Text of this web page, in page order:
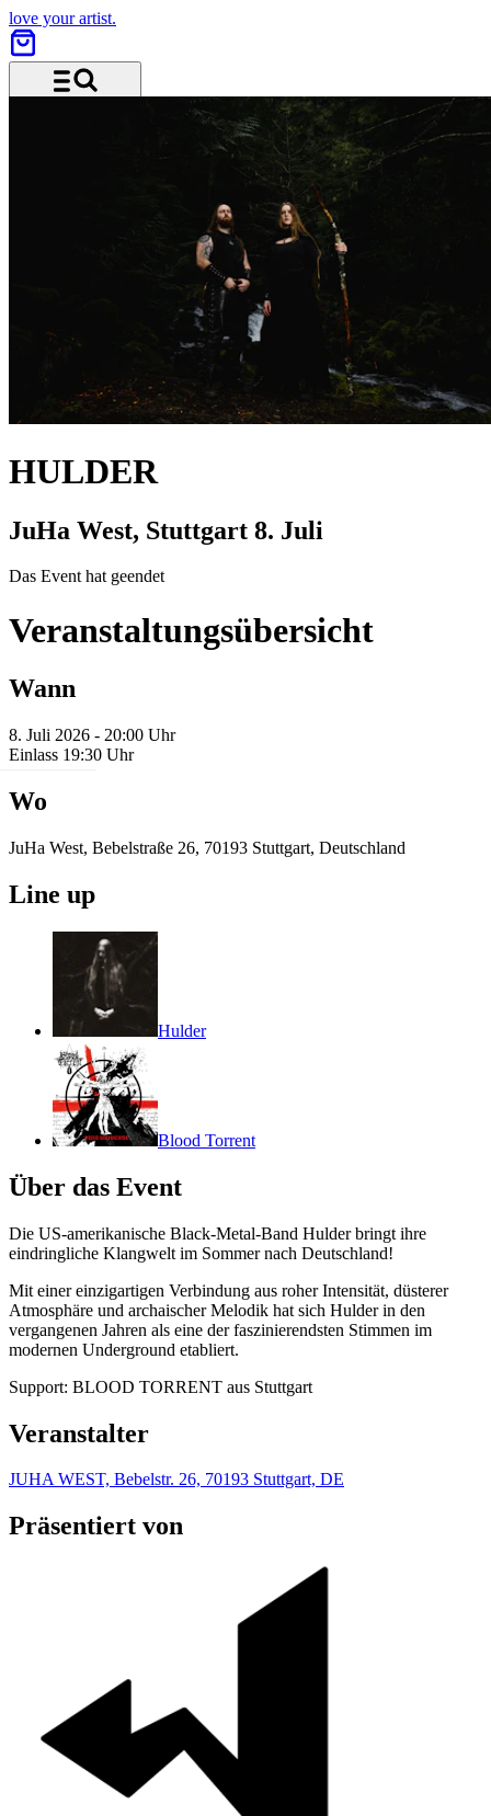
love your artist.
HULDER
JuHa West, Stuttgart 8. Juli
Das Event hat geendet
Veranstaltungsübersicht
Wann
8. Juli 2026 - 20:00 Uhr
Einlass 19:30 Uhr
Wo
JuHa West, Bebelstraße 26, 70193 Stuttgart, Deutschland
Line up
Hulder
Blood Torrent
Über das Event
Die US-amerikanische Black-Metal-Band Hulder bringt ihre
eindringliche Klangwelt im Sommer nach Deutschland!
Mit einer einzigartigen Verbindung aus roher Intensität, düsterer
Atmosphäre und archaischer Melodik hat sich Hulder in den
vergangenen Jahren als eine der faszinierendsten Stimmen im
modernen Underground etabliert.
Support: BLOOD TORRENT aus Stuttgart
Veranstalter
JUHA WEST, Bebelstr. 26, 70193 Stuttgart, DE
Präsentiert von